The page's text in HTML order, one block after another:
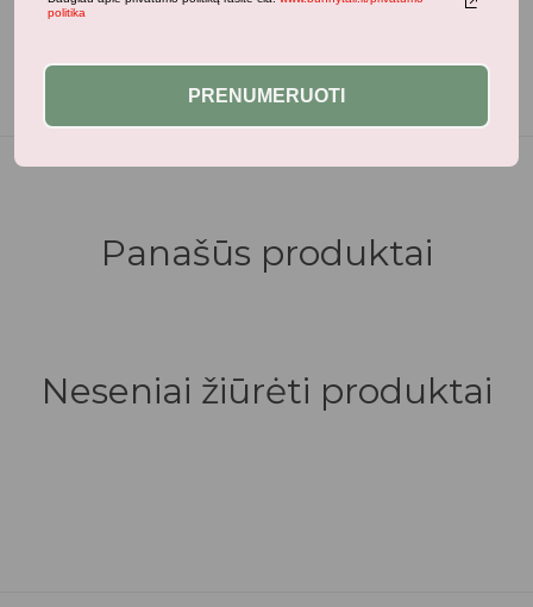
Panašūs produktai
Neseniai žiūrėti produktai
politika
PRENUMERUOTI